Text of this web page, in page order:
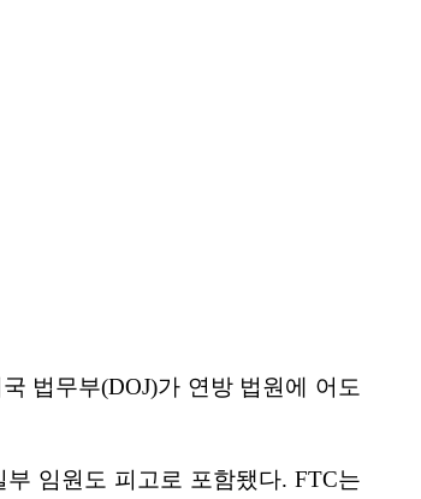
법무부(DOJ)가 연방 법원에 어도
임원도 피고로 포함됐다. FTC는